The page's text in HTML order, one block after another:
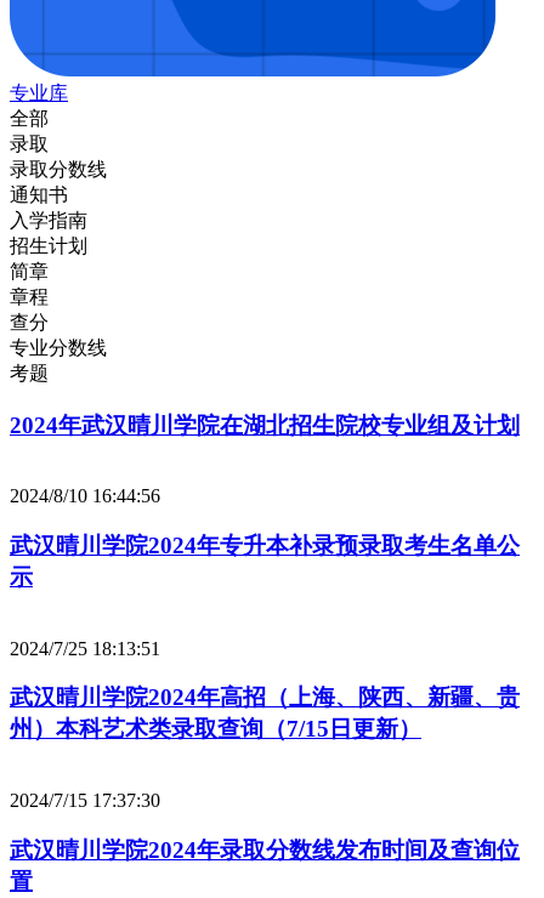
专业库
全部
录取
录取分数线
通知书
入学指南
招生计划
简章
章程
查分
专业分数线
考题
2024年武汉晴川学院在湖北招生院校专业组及计划
2024/8/10 16:44:56
武汉晴川学院2024年专升本补录预录取考生名单公
示
2024/7/25 18:13:51
武汉晴川学院2024年高招（上海、陕西、新疆、贵
州）本科艺术类录取查询（7/15日更新）
2024/7/15 17:37:30
武汉晴川学院2024年录取分数线发布时间及查询位
置